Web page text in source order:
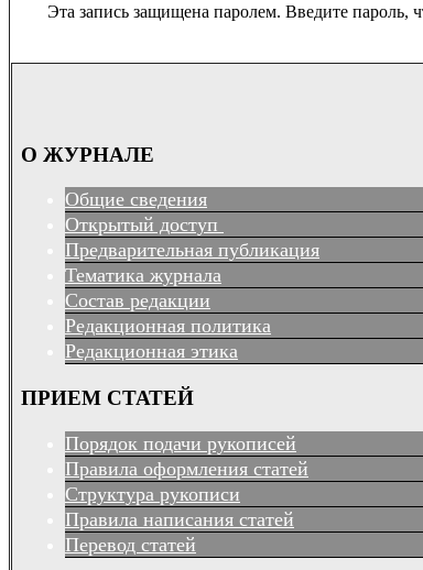
Эта запись защищена паролем. Введите пароль,
О ЖУРНАЛЕ
Общие сведения
Открытый доступ
Предварительная публикация
Тематика журнала
Состав редакции
Редакционная политика
Редакционная этика
ПРИЕМ СТАТЕЙ
Порядок подачи рукописей
Правила оформления статей
Структура рукописи
Правила написания статей
Перевод статей